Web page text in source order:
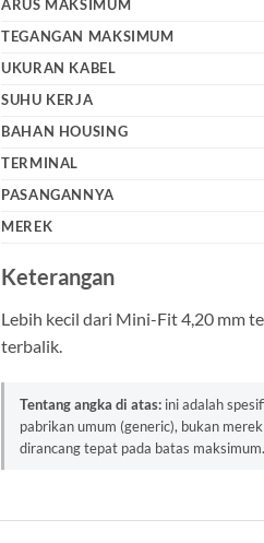
ARUS MAKSIMUM
TEGANGAN MAKSIMUM
UKURAN KABEL
SUHU KERJA
BAHAN HOUSING
TERMINAL
PASANGANNYA
MEREK
Keterangan
Lebih kecil dari Mini-Fit 4,20 mm
terbalik.
Tentang angka di atas: ini adalah
pabrikan umum (generic), bukan
dirancang tepat pada batas maksimum.